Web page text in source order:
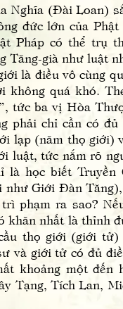
(Đài Loan)
đức lớn của Phật
Pháp có thể trụ
Tăng-già như luật
là điều vô cùng
không quá khó.
tức ba vị Hòa
phải chỉ cần có
lạp (năm thọ giới)
luật, tức nắm rõ
học biết Truyền
Giới Đàn
phạm ra sao?
khăn nhất là thỉnh
thọ giới (giới tử)
và giới tử có đủ
khoảng một đến
Tạng, Tích Lan,